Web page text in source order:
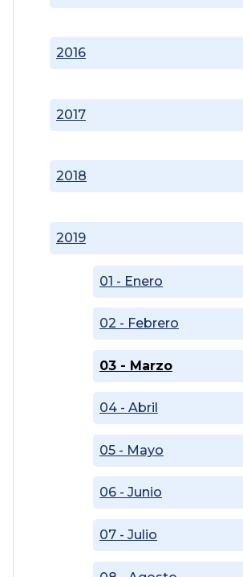
2016
2017
2018
2019
01 - Enero
02 - Febrero
03 - Marzo
04 - Abril
05 - Mayo
06 - Junio
07 - Julio